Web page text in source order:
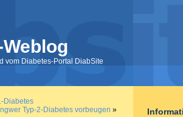
vom Diabetes-Portal DiabSite
Diabetes
Typ-2-Diabetes vorbeugen »